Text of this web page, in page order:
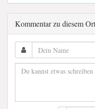
Kommentar zu diesem Ort